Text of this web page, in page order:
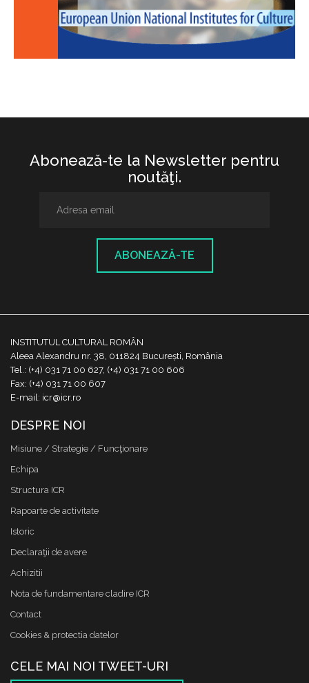
Abonează-te la Newsletter pentru
noutăţi.
ABONEAZĂ-TE
INSTITUTUL CULTURAL ROMÂN
Aleea Alexandru nr. 38, 011824 București, România
Tel.: (+4) 031 71 00 627, (+4) 031 71 00 606
Fax: (+4) 031 71 00 607
E-mail: icr@icr.ro
DESPRE NOI
Misiune / Strategie / Funcţionare
Echipa
Structura ICR
Rapoarte de activitate
Istoric
Declaraţii de avere
Achizitii
Nota de fundamentare cladire ICR
Contact
Cookies & protectia datelor
CELE MAI NOI TWEET-URI